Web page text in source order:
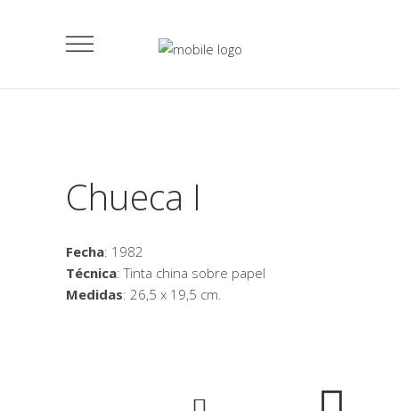
Chueca I
Fecha: 1982
Técnica: Tinta china sobre papel
Medidas: 26,5 x 19,5 cm.